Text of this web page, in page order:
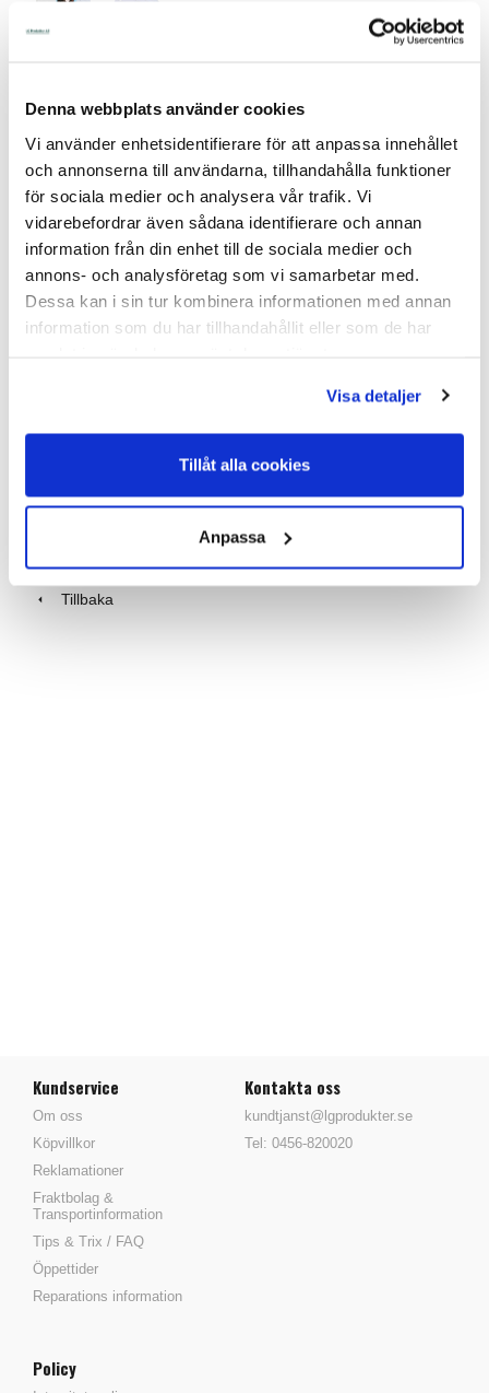
Denna webbplats använder cookies
Vi använder enhetsidentifierare för att anpassa innehållet
och annonserna till användarna, tillhandahålla funktioner
för sociala medier och analysera vår trafik. Vi
vidarebefordrar även sådana identifierare och annan
information från din enhet till de sociala medier och
annons- och analysföretag som vi samarbetar med.
Dessa kan i sin tur kombinera informationen med annan
information som du har tillhandahållit eller som de har
Visa detaljer
Tillåt alla cookies
Anpassa
pack
Högkvalitativ, livsmedelssäker fiberduk
Hög draghållfasthet och finaste filtrering
Särskilt lämplig för stora mängder mjölk och högsta standard
Bevarar mjölkens smak och kvalitet
Livsmedelssäker
Lämplig för: Vakuumsystem
Sydd
Ökad draghållfasthet genom optimerad fiberfördelning och
genomsläpplighet.
Leverantörens artikelnummer (står på kartongen): 46739
Tillbaka
Kundservice
Om oss
Köpvillkor
Reklamationer
Fraktbolag &
Transportinformation
Tips & Trix / FAQ
Öppettider
Reparations information
Kontakta oss
kundtjanst@lgprodukter.se
Tel: 0456-820020
Policy